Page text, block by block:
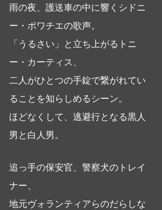
雨の夜、護送車の中に響くシドニ
ー・ポワチエの歌声。
「うるさい」と立ち上がるトニ
ー・カーティス、
二人がひとつの手錠で繋がれてい
ることを知らしめるシーン。
ほどなくして、逃避行となる黒人
男と白人男。
追っ手の保安官、警察犬のトレイ
ナー、
地元ヴォランティアらのだらしな